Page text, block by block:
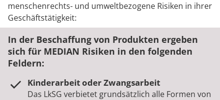
menschenrechts- und umweltbezogene Risiken in ihrer
Geschäftstätigkeit:
In der Beschaffung von Produkten ergeben
sich für MEDIAN Risiken in den folgenden
Feldern:
Kinderarbeit oder Zwangsarbeit
Das LkSG verbietet grundsätzlich alle Formen von